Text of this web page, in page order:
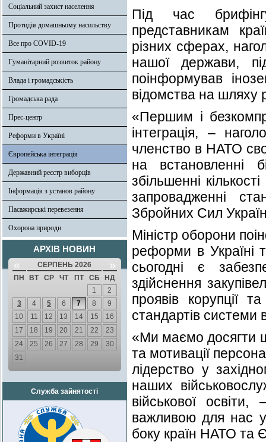
Соціальний захист населення
Протидія домашньому насильству
Все про COVID-19
Гуманітарний розвиток району
Влада і громадськість
Громадська рада
Прес-центр
Реформи в Україні
Європейська інтеграція
Державний реєстр виборців
Інформація з установ району
Пасажирські перевезення
Охорона природи
АРХІВ НОВИН
« СЕРПЕНЬ 2026 »
ПН ВТ СР ЧТ ПТ СБ
НД
1
2
3
4 5 6 7 8
9
10
11 12 13 14 15
16
17
18 19 20 21 22
23
24
25 26 27 28 29
30
31
Служба зайнятості
Під час
представникам
різних сферах,
нашої держави,
поінформував
відомства на
«Першим і
інтеграція, –
членство в НАТО
на встановленні
збільшенні
запровадженні
Збройних Сил
Міністр оборони
реформи в Україні
сьогодні є
здійснення
проявів корупції
стандартів системи
«Ми маємо досягти
та мотивації
лідерство у
наших
військової
важливою для нас у
боку країн НАТО та